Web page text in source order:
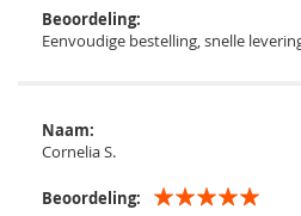
Beoordeling:
Eenvoudige bestelling, snelle
Naam:
Cornelia S.
Beoordeling: